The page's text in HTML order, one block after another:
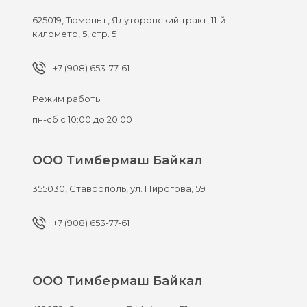
625019,Тюмень г, Ялуторовский тракт, 11-й
километр, 5, стр. 5
+7 (908) 653-77-61
Режим работы:
пн-сб с 10:00 до 20:00
ООО Тимбермаш Байкал
355030, Ставрополь,ул. Пирогова, 59
+7 (908) 653-77-61
ООО Тимбермаш Байкал